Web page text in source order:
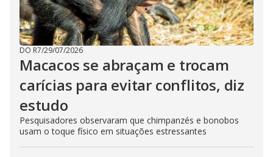
DO R7/29/07/2026
Macacos se abraçam e trocam
carícias para evitar conflitos, diz
estudo
Pesquisadores observaram que chimpanzés e bonobos
usam o toque físico em situações estressantes